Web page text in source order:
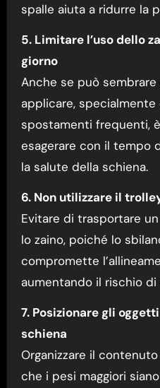
spalle aiuta a ridurre la
5. Limitare l’uso dello
giorno
Anche se può
applicare,
spostamenti frequenti,
esagerare con il tempo
la salute della schiena.
6. Non utilizzare il
Evitare di trasportare
lo zaino, poiché lo
compromette
aumentando il rischio di
7. Posizionare gli
schiena
Organizzare il
che i pesi maggiori